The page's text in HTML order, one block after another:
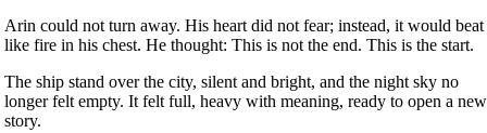
Arin could not turn away. His heart did not fear; instead, it would beat
like fire in his chest. He thought: This is not the end. This is the start.
The ship stand over the city, silent and bright, and the night sky no
longer felt empty. It felt full, heavy with meaning, ready to open a new
story.